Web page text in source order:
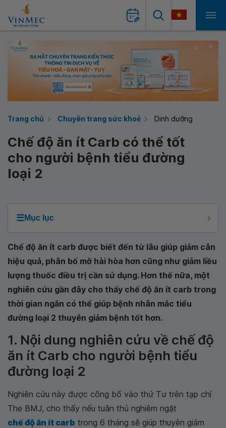
Trang chủ Chuyên trang sức khoẻ Dinh dưỡng
Chế độ ăn ít Carb có thể tốt
cho người bệnh tiểu đường
loại 2
☰Mục lục
Chế độ ăn ít carb được biết đến từ lâu giúp giảm cân
hiệu quả, phân bố mỡ hài hòa hơn cũng như giảm liều
lượng thuốc điều trị cần sử dụng. Hơn thế nữa, một
nghiên cứu gần đây cho thấy chế độ ăn ít carb trong
thời gian ngắn có thể giúp bệnh nhân mắc tiểu
đường loại 2 thuyên giảm bệnh tốt hơn.
1. Nội dung nghiên cứu về chế độ
ăn ít Carb cho người bệnh tiểu
đường loại 2
Nghiên cứu này được công bố vào thứ Tư trên tạp chí
The BMJ, cho thấy nếu tuân thủ nghiêm ngặt
chế độ ăn ít carb trong 6 tháng sẽ giúp thuyên giảm